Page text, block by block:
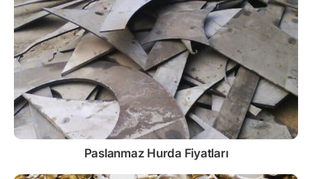
Paslanmaz Hurda Fiyatları